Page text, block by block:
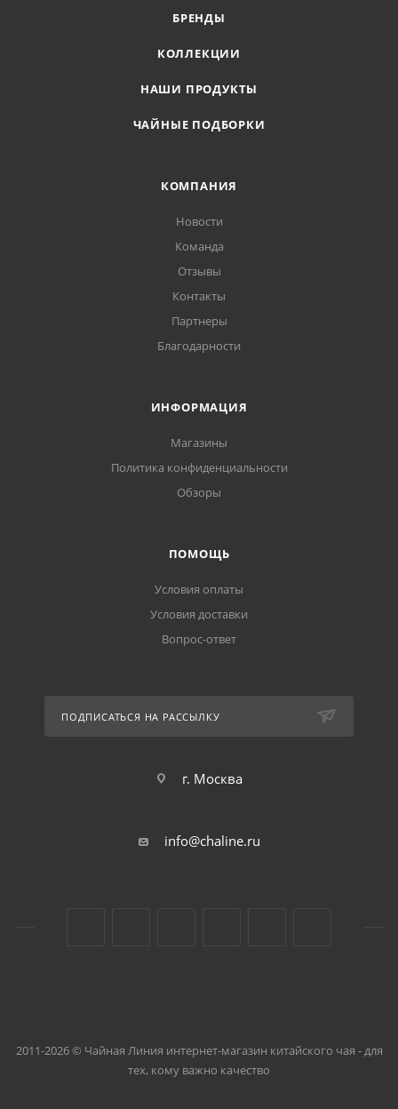
БРЕНДЫ
КОЛЛЕКЦИИ
НАШИ ПРОДУКТЫ
ЧАЙНЫЕ ПОДБОРКИ
КОМПАНИЯ
Новости
Команда
Отзывы
Контакты
Партнеры
Благодарности
ИНФОРМАЦИЯ
Магазины
Политика конфиденциальности
Обзоры
ПОМОЩЬ
Условия оплаты
Условия доставки
Вопрос-ответ
ПОДПИСАТЬСЯ НА РАССЫЛКУ
г. Москва
info@chaline.ru
2011-2026 © Чайная Линия интернет-магазин китайского чая - для
тех, кому важно качество